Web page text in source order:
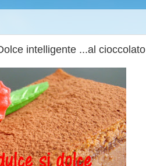
intelligente ...al cioccolato